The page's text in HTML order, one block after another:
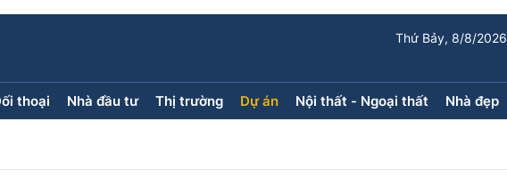
Thứ Bảy, 8/8/2026
thoại Nhà đầu tư Thị trường Dự án Nội thất - Ngoại thất Nhà đẹp